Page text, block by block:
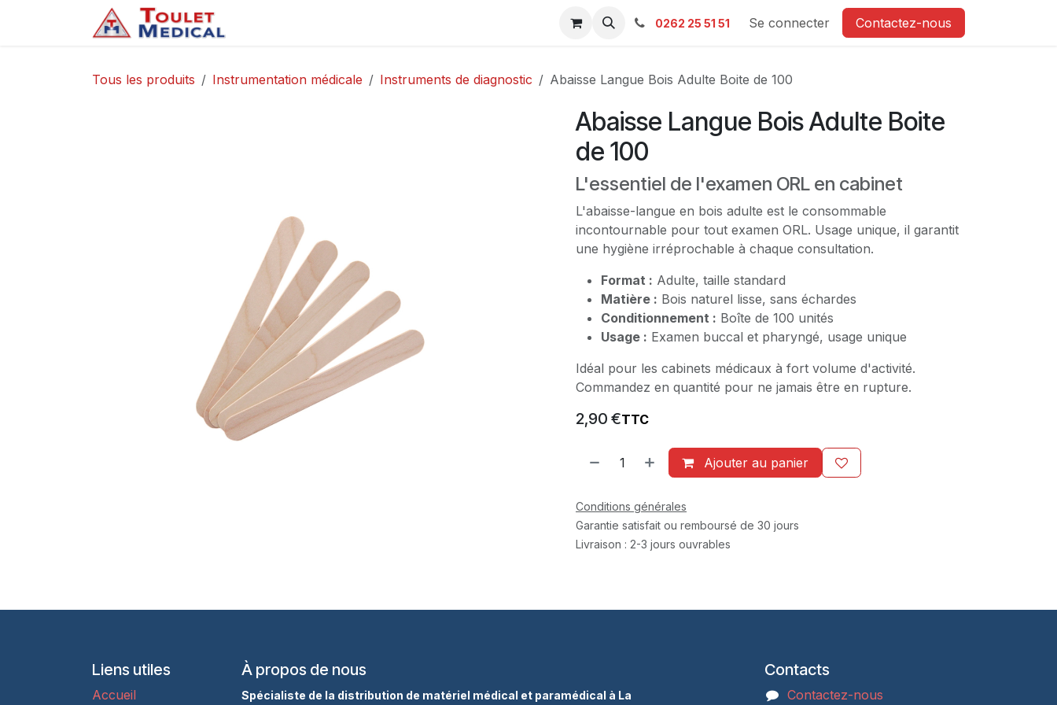
Se rendre au contenu
Contacts SAV Ambulance
0262 25 51 51 Se connecter Contactez-nous
Tous les produits Instrumentation médicale Instruments de diagnostic Abaisse Langue Bois Adulte Boite de 100
Abaisse Langue Bois Adulte Boite
de 100
L'essentiel de l'examen ORL en cabinet
L'abaisse-langue en bois adulte est le consommable
incontournable pour tout examen ORL. Usage unique, il garantit
une hygiène irréprochable à chaque consultation.
Format : Adulte, taille standard
Matière : Bois naturel lisse, sans échardes
Conditionnement : Boîte de 100 unités
Usage : Examen buccal et pharyngé, usage unique
Idéal pour les cabinets médicaux à fort volume d'activité.
Commandez en quantité pour ne jamais être en rupture.
2,90 €TTC
Ajouter au panier
Conditions générales
Garantie satisfait ou remboursé de 30 jours
Livraison : 2-3 jours ouvrables
Liens utiles
Accueil
À propos de nous
Spécialiste de la distribution de matériel médical et paramédical à La
Contacts
Contactez-nous